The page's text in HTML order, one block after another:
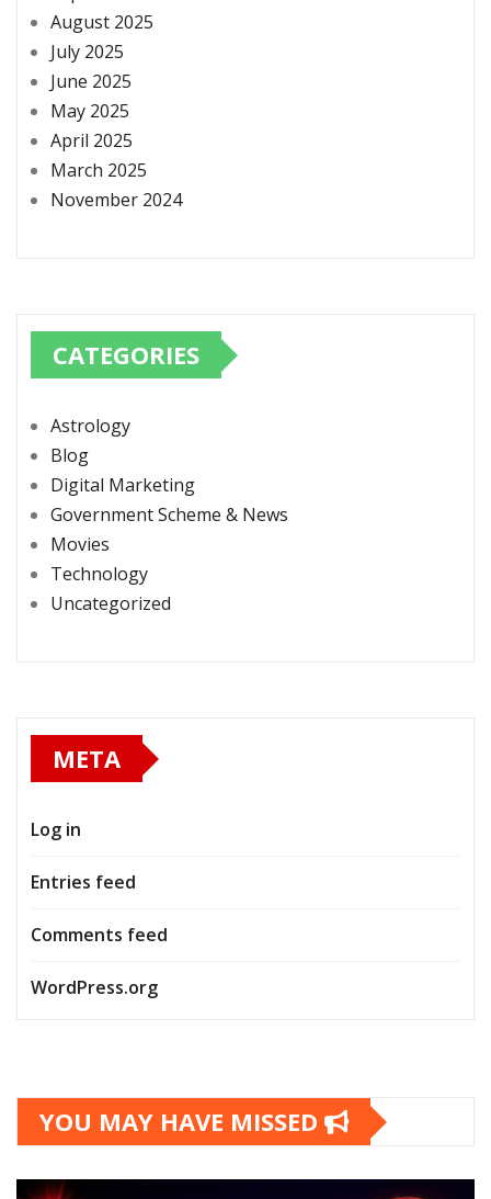
August 2025
July 2025
June 2025
May 2025
April 2025
March 2025
November 2024
CATEGORIES
Astrology
Blog
Digital Marketing
Government Scheme & News
Movies
Technology
Uncategorized
META
Log in
Entries feed
Comments feed
WordPress.org
YOU MAY HAVE MISSED